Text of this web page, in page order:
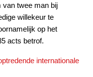
van twee man bij
willekeur te
op het
acts betrof.
internationale